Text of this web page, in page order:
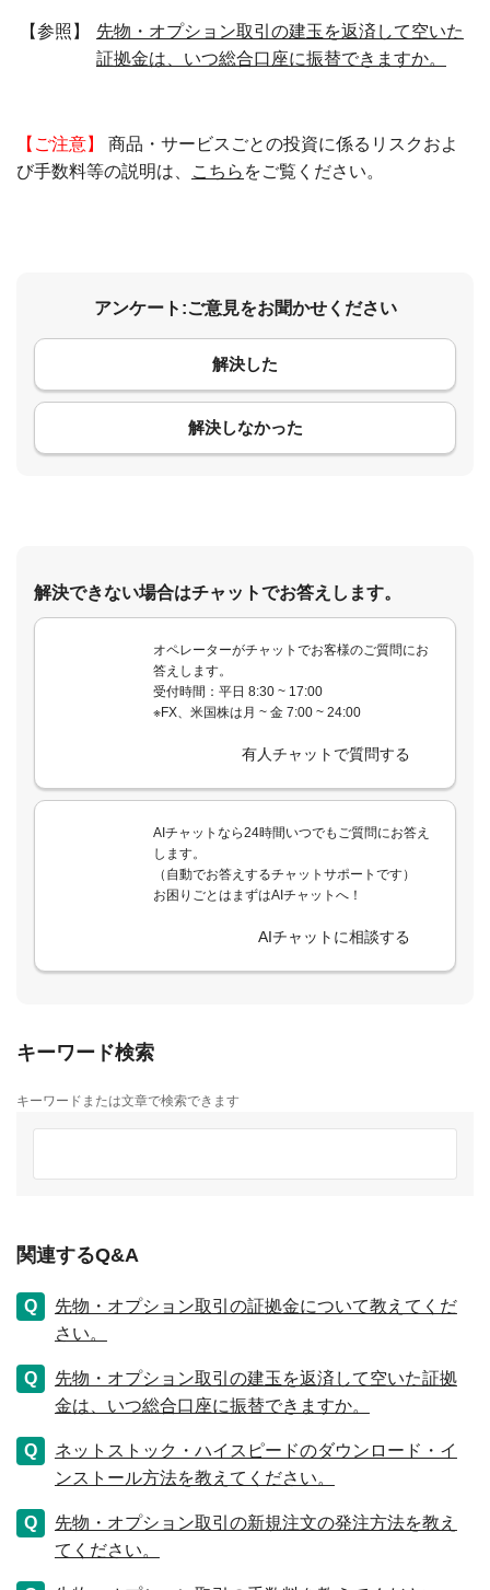
【参照】
先物・オプション取引の建玉を返済して空いた
証拠金は、いつ総合口座に振替できますか。
【ご注意】
商品・サービスごとの投資に係るリスクおよ
び手数料等の説明は、
こちら をご覧ください。
アンケート:ご意見をお聞かせください
解決した
解決しなかった
コメント
解決できない場合はチャットでお答えします。
オペレーターがチャットでお客様のご質問にお
答えします。
受付時間：平日 8:30 ~ 17:00
※FX、米国株は月 ~ 金 7:00 ~ 24:00
有人チャットで質問する
AIチャットなら24時間いつでもご質問にお答え
します。
（自動でお答えするチャットサポートです）
お困りごとはまずはAIチャットへ！
AIチャットに相談する
キーワード検索
キーワードまたは文章で検索できます
関連するQ&A
先物・オプション取引の証拠金について教えてくだ
さい。
先物・オプション取引の建玉を返済して空いた証拠
金は、いつ総合口座に振替できますか。
ネットストック・ハイスピードのダウンロード・イ
ンストール方法を教えてください。
先物・オプション取引の新規注文の発注方法を教え
てください。